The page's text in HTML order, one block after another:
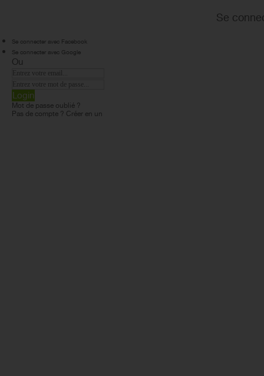
Se
Se connecter avec Facebook
Se connecter avec Google
Ou
Login
Mot de passe oublié ?
Pas de compte ? Créer en un